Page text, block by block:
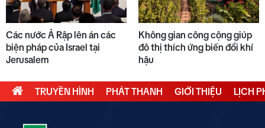
Các nước Ả Rập lên án các
biện pháp của Israel tại
Jerusalem
Không gian công cộng giúp
đô thị thích ứng biến đổi khí
hậu
TRUYỀN HÌNH PHÁT THANH GIỚI THIỆU LỊCH